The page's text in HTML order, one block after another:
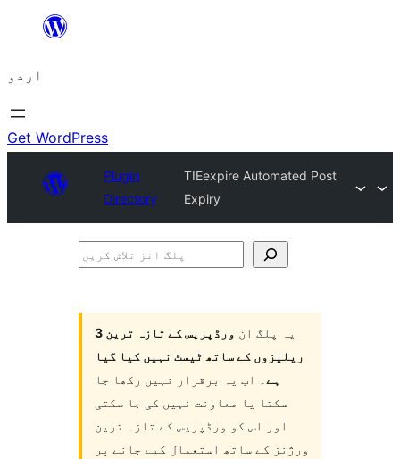
چھوڑیں
پر
جائیں
اردو
Get WordPress
Plugin
Directory
TIEexpire Automated Post
Expiry
پلگ
کریں
یہ پلگ ان
ورڈپریس کے تازہ ترین 3
ریلیزوں کے ساتھ ٹیسٹ نہیں کیا گیا
ہے ۔ اب یہ برقرار نہیں رکھا جا
سکتا یا معاونت نہیں کی جا سکتی
اور اس کو ورڈپریس کے تازہ ترین
ورژنز کے ساتھ استعمال کیے جانے پر